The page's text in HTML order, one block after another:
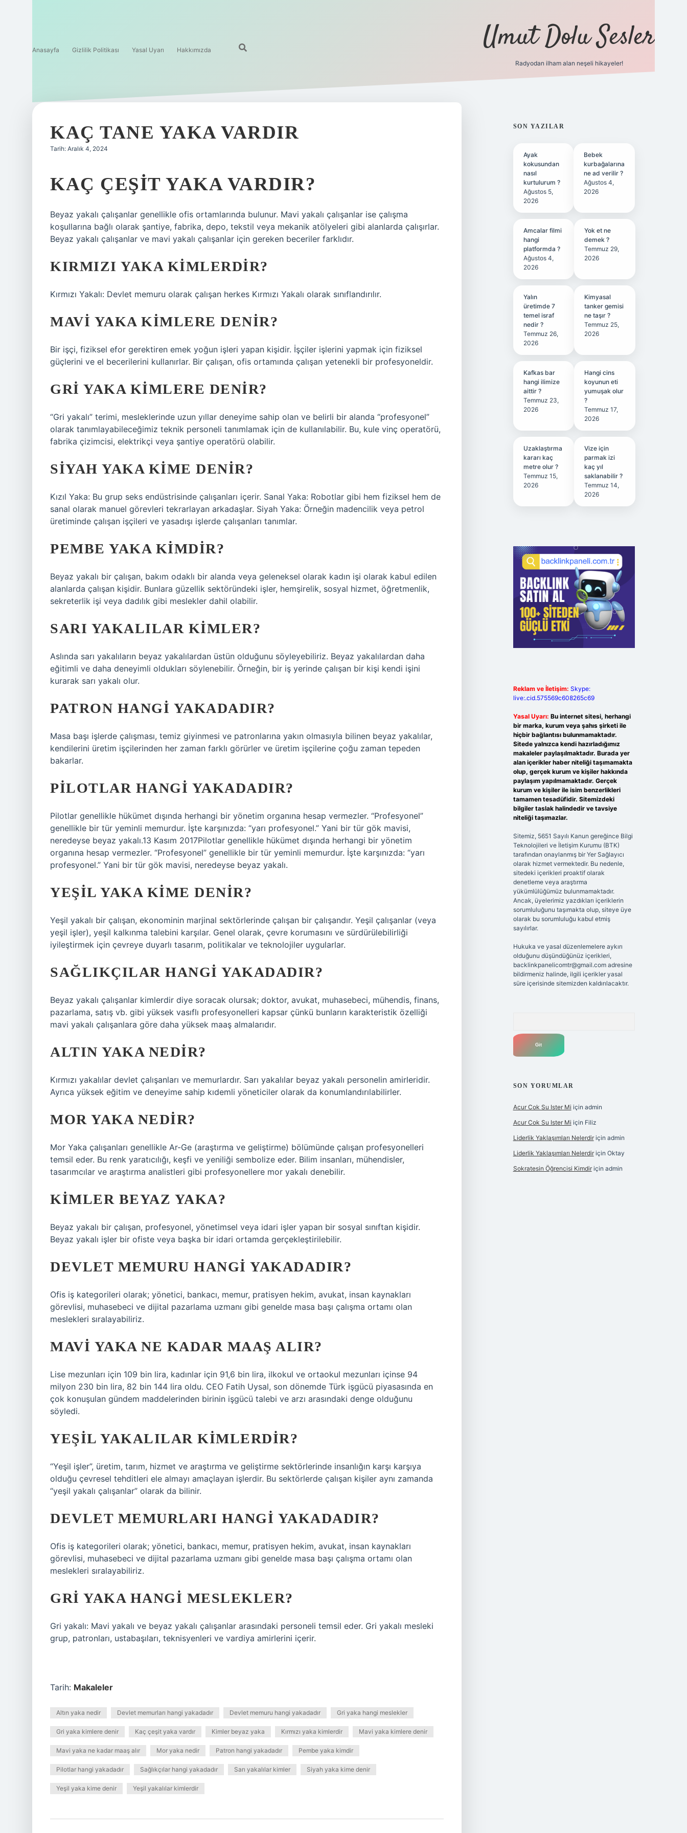
Anasayfa Gizlilik Politikası Yasal Uyarı Hakkımızda Umut Dolu Sesler
Radyodan ilham alan neşeli hikayeler!
KAÇ TANE YAKA VARDIR
Tarih: Aralık 4, 2024
KAÇ ÇEŞIT YAKA VARDIR?
Beyaz yakalı çalışanlar genellikle ofis ortamlarında bulunur. Mavi yakalı çalışanlar ise çalışma
koşullarına bağlı olarak şantiye, fabrika, depo, tekstil veya mekanik atölyeleri gibi alanlarda çalışırlar.
Beyaz yakalı çalışanlar ve mavi yakalı çalışanlar için gereken beceriler farklıdır.
KIRMIZI YAKA KIMLERDIR?
Kırmızı Yakalı: Devlet memuru olarak çalışan herkes Kırmızı Yakalı olarak sınıflandırılır.
MAVI YAKA KIMLERE DENIR?
Bir işçi, fiziksel efor gerektiren emek yoğun işleri yapan kişidir. İşçiler işlerini yapmak için fiziksel
güçlerini ve el becerilerini kullanırlar. Bir çalışan, ofis ortamında çalışan yetenekli bir profesyoneldir.
GRI YAKA KIMLERE DENIR?
“Gri yakalı” terimi, mesleklerinde uzun yıllar deneyime sahip olan ve belirli bir alanda “profesyonel”
olarak tanımlayabileceğimiz teknik personeli tanımlamak için de kullanılabilir. Bu, kule vinç operatörü,
fabrika çizimcisi, elektrikçi veya şantiye operatörü olabilir.
SIYAH YAKA KIME DENIR?
Kızıl Yaka: Bu grup seks endüstrisinde çalışanları içerir. Sanal Yaka: Robotlar gibi hem fiziksel hem de
sanal olarak manuel görevleri tekrarlayan arkadaşlar. Siyah Yaka: Örneğin madencilik veya petrol
üretiminde çalışan işçileri ve yasadışı işlerde çalışanları tanımlar.
PEMBE YAKA KIMDIR?
Beyaz yakalı bir çalışan, bakım odaklı bir alanda veya geleneksel olarak kadın işi olarak kabul edilen
alanlarda çalışan kişidir. Bunlara güzellik sektöründeki işler, hemşirelik, sosyal hizmet, öğretmenlik,
sekreterlik işi veya dadılık gibi meslekler dahil olabilir.
SARI YAKALILAR KIMLER?
Aslında sarı yakalıların beyaz yakalılardan üstün olduğunu söyleyebiliriz. Beyaz yakalılardan daha
eğitimli ve daha deneyimli oldukları söylenebilir. Örneğin, bir iş yerinde çalışan bir kişi kendi işini
kurarak sarı yakalı olur.
PATRON HANGI YAKADADIR?
Masa başı işlerde çalışması, temiz giyinmesi ve patronlarına yakın olmasıyla bilinen beyaz yakalılar,
kendilerini üretim işçilerinden her zaman farklı görürler ve üretim işçilerine çoğu zaman tepeden
bakarlar.
PILOTLAR HANGI YAKADADIR?
Pilotlar genellikle hükümet dışında herhangi bir yönetim organına hesap vermezler. “Profesyonel”
genellikle bir tür yeminli memurdur. İşte karşınızda: “yarı profesyonel.” Yani bir tür gök mavisi,
neredeyse beyaz yakalı.13 Kasım 2017Pilotlar genellikle hükümet dışında herhangi bir yönetim
organına hesap vermezler. “Profesyonel” genellikle bir tür yeminli memurdur. İşte karşınızda: “yarı
profesyonel.” Yani bir tür gök mavisi, neredeyse beyaz yakalı.
YEŞIL YAKA KIME DENIR?
Yeşil yakalı bir çalışan, ekonominin marjinal sektörlerinde çalışan bir çalışandır. Yeşil çalışanlar (veya
yeşil işler), yeşil kalkınma talebini karşılar. Genel olarak, çevre korumasını ve sürdürülebilirliği
iyileştirmek için çevreye duyarlı tasarım, politikalar ve teknolojiler uygularlar.
SAĞLIKÇILAR HANGI YAKADADIR?
Beyaz yakalı çalışanlar kimlerdir diye soracak olursak; doktor, avukat, muhasebeci, mühendis, finans,
pazarlama, satış vb. gibi yüksek vasıflı profesyonelleri kapsar çünkü bunların karakteristik özelliği
mavi yakalı çalışanlara göre daha yüksek maaş almalarıdır.
ALTIN YAKA NEDIR?
Kırmızı yakalılar devlet çalışanları ve memurlardır. Sarı yakalılar beyaz yakalı personelin amirleridir.
Ayrıca yüksek eğitim ve deneyime sahip kıdemli yöneticiler olarak da konumlandırılabilirler.
MOR YAKA NEDIR?
Mor Yaka çalışanları genellikle Ar-Ge (araştırma ve geliştirme) bölümünde çalışan profesyonelleri
temsil eder. Bu renk yaratıcılığı, keşfi ve yeniliği sembolize eder. Bilim insanları, mühendisler,
tasarımcılar ve araştırma analistleri gibi profesyonellere mor yakalı denebilir.
KIMLER BEYAZ YAKA?
Beyaz yakalı bir çalışan, profesyonel, yönetimsel veya idari işler yapan bir sosyal sınıftan kişidir.
Beyaz yakalı işler bir ofiste veya başka bir idari ortamda gerçekleştirilebilir.
DEVLET MEMURU HANGI YAKADADIR?
Ofis iş kategorileri olarak; yönetici, bankacı, memur, pratisyen hekim, avukat, insan kaynakları
görevlisi, muhasebeci ve dijital pazarlama uzmanı gibi genelde masa başı çalışma ortamı olan
meslekleri sıralayabiliriz.
MAVI YAKA NE KADAR MAAŞ ALIR?
Lise mezunları için 109 bin lira, kadınlar için 91,6 bin lira, ilkokul ve ortaokul mezunları içinse 94
milyon 230 bin lira, 82 bin 144 lira oldu. CEO Fatih Uysal, son dönemde Türk işgücü piyasasında en
çok konuşulan gündem maddelerinden birinin işgücü talebi ve arzı arasındaki denge olduğunu
söyledi.
YEŞIL YAKALILAR KIMLERDIR?
“Yeşil işler”, üretim, tarım, hizmet ve araştırma ve geliştirme sektörlerinde insanlığın karşı karşıya
olduğu çevresel tehditleri ele almayı amaçlayan işlerdir. Bu sektörlerde çalışan kişiler aynı zamanda
“yeşil yakalı çalışanlar” olarak da bilinir.
DEVLET MEMURLARI HANGI YAKADADIR?
Ofis iş kategorileri olarak; yönetici, bankacı, memur, pratisyen hekim, avukat, insan kaynakları
görevlisi, muhasebeci ve dijital pazarlama uzmanı gibi genelde masa başı çalışma ortamı olan
meslekleri sıralayabiliriz.
GRI YAKA HANGI MESLEKLER?
Gri yakalı: Mavi yakalı ve beyaz yakalı çalışanlar arasındaki personeli temsil eder. Gri yakalı mesleki
grup, patronları, ustabaşıları, teknisyenleri ve vardiya amirlerini içerir.
Tarih: Makaleler
Altın yaka nedir Devlet memurları hangi yakadadır Devlet memuru hangi yakadadır Gri yaka hangi meslekler
Gri yaka kimlere denir Kaç çeşit yaka vardır Kimler beyaz yaka Kırmızı yaka kimlerdir Mavi yaka kimlere denir
Mavi yaka ne kadar maaş alır Mor yaka nedir Patron hangi yakadadır Pembe yaka kimdir
Pilotlar hangi yakadadır Sağlıkçılar hangi yakadadır Sarı yakalılar kimler Siyah yaka kime denir
Yeşil yaka kime denir Yeşil yakalılar kimlerdir
SIDEBAR
SON YAZILAR
Ayak
kokusundan
nasıl
kurtulurum ?
Ağustos 5,
2026
Bebek
kurbağalarına
ne ad verilir ?
Ağustos 4,
2026
Amcalar filmi
hangi
platformda ?
Ağustos 4,
2026
Yok et ne
demek ?
Temmuz 29,
2026
Yalın
üretimde 7
temel israf
nedir ?
Temmuz 26,
2026
Kimyasal
tanker gemisi
ne taşır ?
Temmuz 25,
2026
Kafkas bar
hangi ilimize
aittir ?
Temmuz 23,
2026
Hangi cins
koyunun eti
yumuşak olur
?
Temmuz 17,
2026
Uzaklaştırma
kararı kaç
metre olur ?
Temmuz 15,
2026
Vize için
parmak izi
kaç yıl
saklanabilir ?
Temmuz 14,
2026
Reklam ve İletişim: Skype:
live:.cid.575569c608265c69
Yasal Uyarı: Bu internet sitesi, herhangi
bir marka, kurum veya şahıs şirketi ile
hiçbir bağlantısı bulunmamaktadır.
Sitede yalnızca kendi hazırladığımız
makaleler paylaşılmaktadır. Burada yer
alan içerikler haber niteliği taşımamakta
olup, gerçek kurum ve kişiler hakkında
paylaşım yapılmamaktadır. Gerçek
kurum ve kişiler ile isim benzerlikleri
tamamen tesadüfidir. Sitemizdeki
bilgiler taslak halindedir ve tavsiye
niteliği taşımazlar.
Sitemiz, 5651 Sayılı Kanun gereğince Bilgi
Teknolojileri ve İletişim Kurumu (BTK)
tarafından onaylanmış bir Yer Sağlayıcı
olarak hizmet vermektedir. Bu nedenle,
sitedeki içerikleri proaktif olarak
denetleme veya araştırma
yükümlülüğümüz bulunmamaktadır.
Ancak, üyelerimiz yazdıkları içeriklerin
sorumluluğunu taşımakta olup, siteye üye
olarak bu sorumluluğu kabul etmiş
sayılırlar.
Hukuka ve yasal düzenlemelere aykırı
olduğunu düşündüğünüz içerikleri,
backlinkpanelicomtr@gmail.comadresine
bildirmeniz halinde, ilgili içerikler yasal
süre içerisinde sitemizden kaldırılacaktır.
SON YORUMLAR
Acur Cok Su Ister Mi için admin
Acur Cok Su Ister Mi için Filiz
Liderlik Yaklaşımları Nelerdiriçin admin
Liderlik Yaklaşımları Nelerdiriçin Oktay
Sokratesin Öğrencisi Kimdiriçin admin